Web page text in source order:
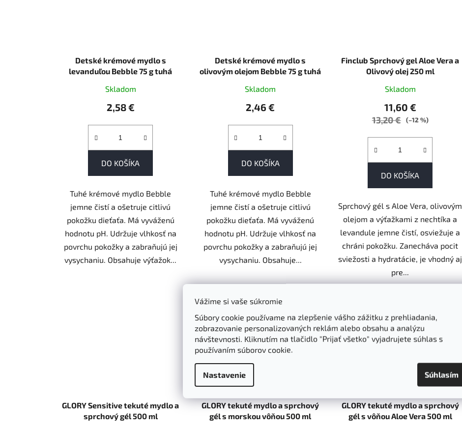
Vážime si vaše súkromie
Súbory cookie používame na zlepšenie vášho zážitku z prehliadania,
zobrazovanie personalizovaných reklám alebo obsahu a analýzu
návštevnosti. Kliknutím na tlačidlo "Prijať všetko" vyjadrujete súhlas s
používaním súborov cookie.
Nastavenie Súhlasím
Detské krémové mydlo s
levanduľou Bebble 75 g tuhá
Skladom
2,58 €
DO KOŠÍKA
Tuhé krémové mydlo Bebble
jemne čistí a ošetruje citlivú
pokožku dieťaťa. Má vyváženú
hodnotu pH. Udržuje vlhkosť na
povrchu pokožky a zabraňujú jej
vysychaniu. Obsahuje výťažok...
Detské krémové mydlo s
olivovým olejom Bebble 75 g tuhá
Skladom
2,46 €
DO KOŠÍKA
Tuhé krémové mydlo Bebble
jemne čistí a ošetruje citlivú
pokožku dieťaťa. Má vyváženú
hodnotu pH. Udržuje vlhkosť na
povrchu pokožky a zabraňujú jej
vysychaniu. Obsahuje...
Finclub Sprchový gel Aloe Vera a
Olivový olej 250 ml
Skladom
11,60 €
13,20 € (–12 %)
DO KOŠÍKA
Sprchový gél s Aloe Vera, olivovým
olejom a výťažkami z nechtíka a
levandule jemne čistí, osviežuje a
chráni pokožku. Zanecháva pocit
sviežosti a hydratácie, je vhodný aj
pre...
GLORY Sensitive tekuté mydlo a
sprchový gél 500 ml
GLORY tekuté mydlo a sprchový
gél s morskou vôňou 500 ml
GLORY tekuté mydlo a sprchový
gél s vôňou Aloe Vera 500 ml